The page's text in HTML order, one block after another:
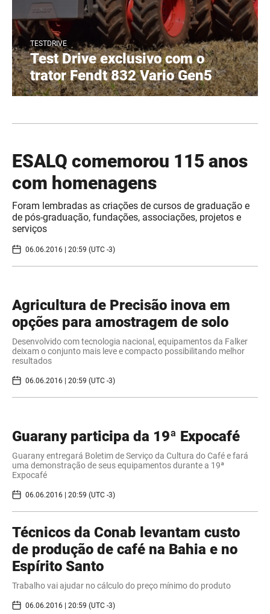
TESTDRIVE
Test Drive exclusivo com o
trator Fendt 832 Vario Gen5
ESALQ comemorou 115 anos
com homenagens
Foram lembradas as criações de cursos de graduação e
de pós-graduação, fundações, associações, projetos e
serviços
06.06.2016 | 20:59 (UTC -3)
Agricultura de Precisão inova em
opções para amostragem de solo
Desenvolvido com tecnologia nacional, equipamentos da Falker
deixam o conjunto mais leve e compacto possibilitando melhor
resultados
06.06.2016 | 20:59 (UTC -3)
Guarany participa da 19ª Expocafé
Guarany entregará Boletim de Serviço da Cultura do Café e fará
uma demonstração de seus equipamentos durante a 19ª
Expocafé
06.06.2016 | 20:59 (UTC -3)
Técnicos da Conab levantam custo
de produção de café na Bahia e no
Espírito Santo
Trabalho vai ajudar no cálculo do preço mínimo do produto
06.06.2016 | 20:59 (UTC -3)